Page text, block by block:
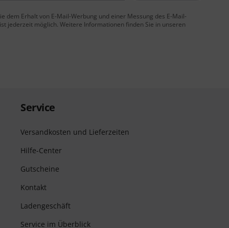
dem Erhalt von E-Mail-Werbung und einer Messung des E-Mail-
jederzeit möglich. Weitere Informationen finden Sie in unseren
Service
Versandkosten und Lieferzeiten
Hilfe-Center
Gutscheine
Kontakt
Ladengeschäft
Service im Überblick